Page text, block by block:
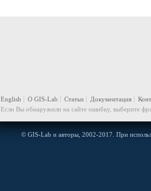
English О GIS-Lab Статьи Документация
Если Вы обнаружили на сайте ошибку, выберите
© GIS-Lab и авторы, 2002-2017. При